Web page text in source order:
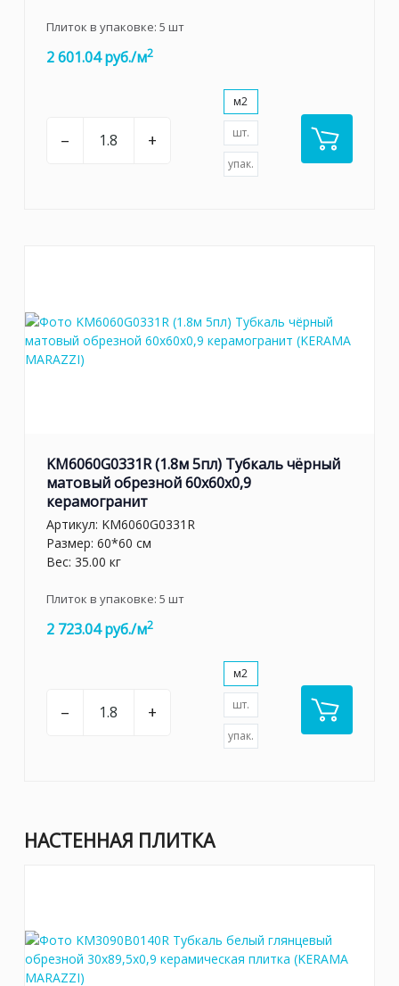
Плиток в упаковке: 5 шт
2 601.04 руб./м2
– +
м2
шт.
упак.
KM6060G0331R (1.8м 5пл) Тубкаль чёрный
матовый обрезной 60x60x0,9
керамогранит
Артикул: KM6060G0331R
Размер: 60*60 см
Вес: 35.00 кг
Плиток в упаковке: 5 шт
2 723.04 руб./м2
– +
м2
шт.
упак.
НАСТЕННАЯ ПЛИТКА